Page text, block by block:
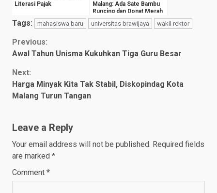
Literasi Pajak
Malang: Ada Sate Bambu
Runcing dan Donat Merah
Putih
Tags: mahasiswa baru universitas brawijaya wakil rektor
Continue
Previous:
Awal Tahun Unisma Kukuhkan Tiga Guru Besar
Next:
Harga Minyak Kita Tak Stabil, Diskopindag Kota
Malang Turun Tangan
Leave a Reply
Your email address will not be published. Required fields
are marked *
Comment *